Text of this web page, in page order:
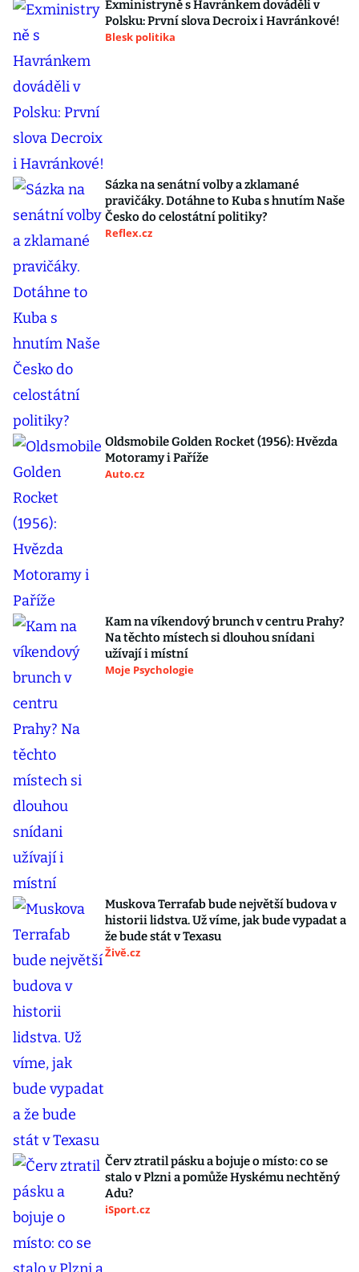
Exministryně s Havránkem dováděli v
Polsku: První slova Decroix i Havránkové!
Blesk politika
Sázka na senátní volby a zklamané
pravičáky. Dotáhne to Kuba s hnutím Naše
Česko do celostátní politiky?
Reflex.cz
Oldsmobile Golden Rocket (1956): Hvězda
Motoramy i Paříže
Auto.cz
Kam na víkendový brunch v centru Prahy?
Na těchto místech si dlouhou snídani
užívají i místní
Moje Psychologie
Muskova Terrafab bude největší budova v
historii lidstva. Už víme, jak bude vypadat a
že bude stát v Texasu
Živě.cz
Červ ztratil pásku a bojuje o místo: co se
stalo v Plzni a pomůže Hyskému nechtěný
Adu?
iSport.cz